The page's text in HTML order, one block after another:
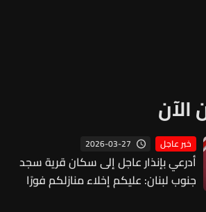
الآن
خبر عاجل 2026-03-27
أدرعي بإنذار عاجل إلى سكان قرية سجد
جنوب لبنان: عليكم إخلاء منازلكم فورًا